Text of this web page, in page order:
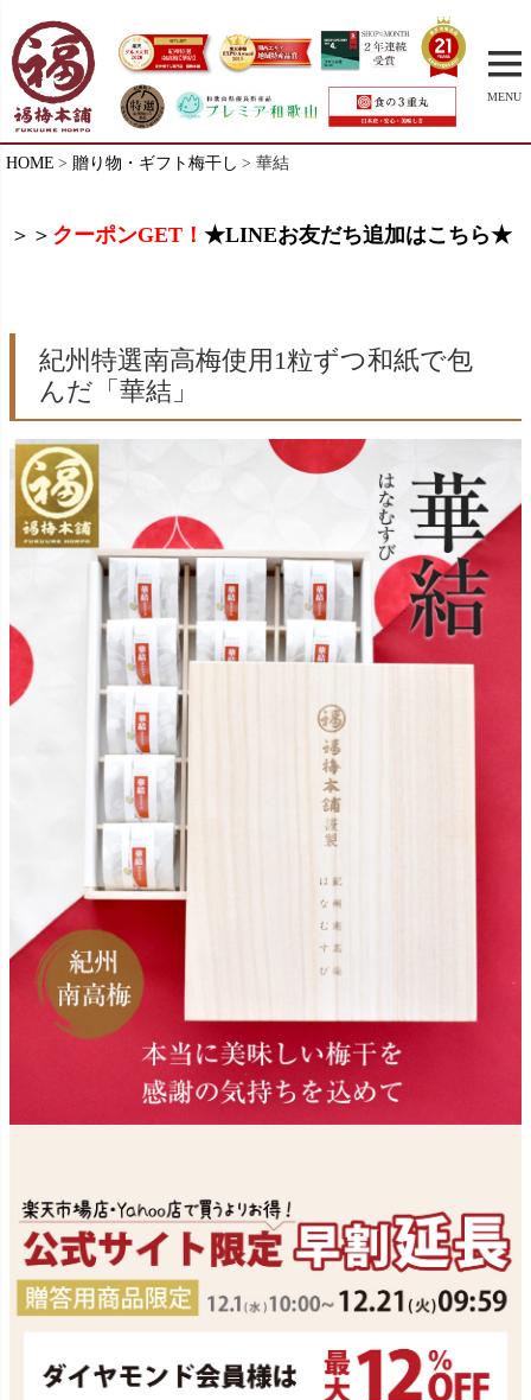
MENU
HOME 贈り物・ギフト梅干し 華結
＞＞ クーポンGET！ ★LINEお友だち追加はこちら★
紀州特選南高梅使用1粒ずつ和紙で包
んだ「華結」